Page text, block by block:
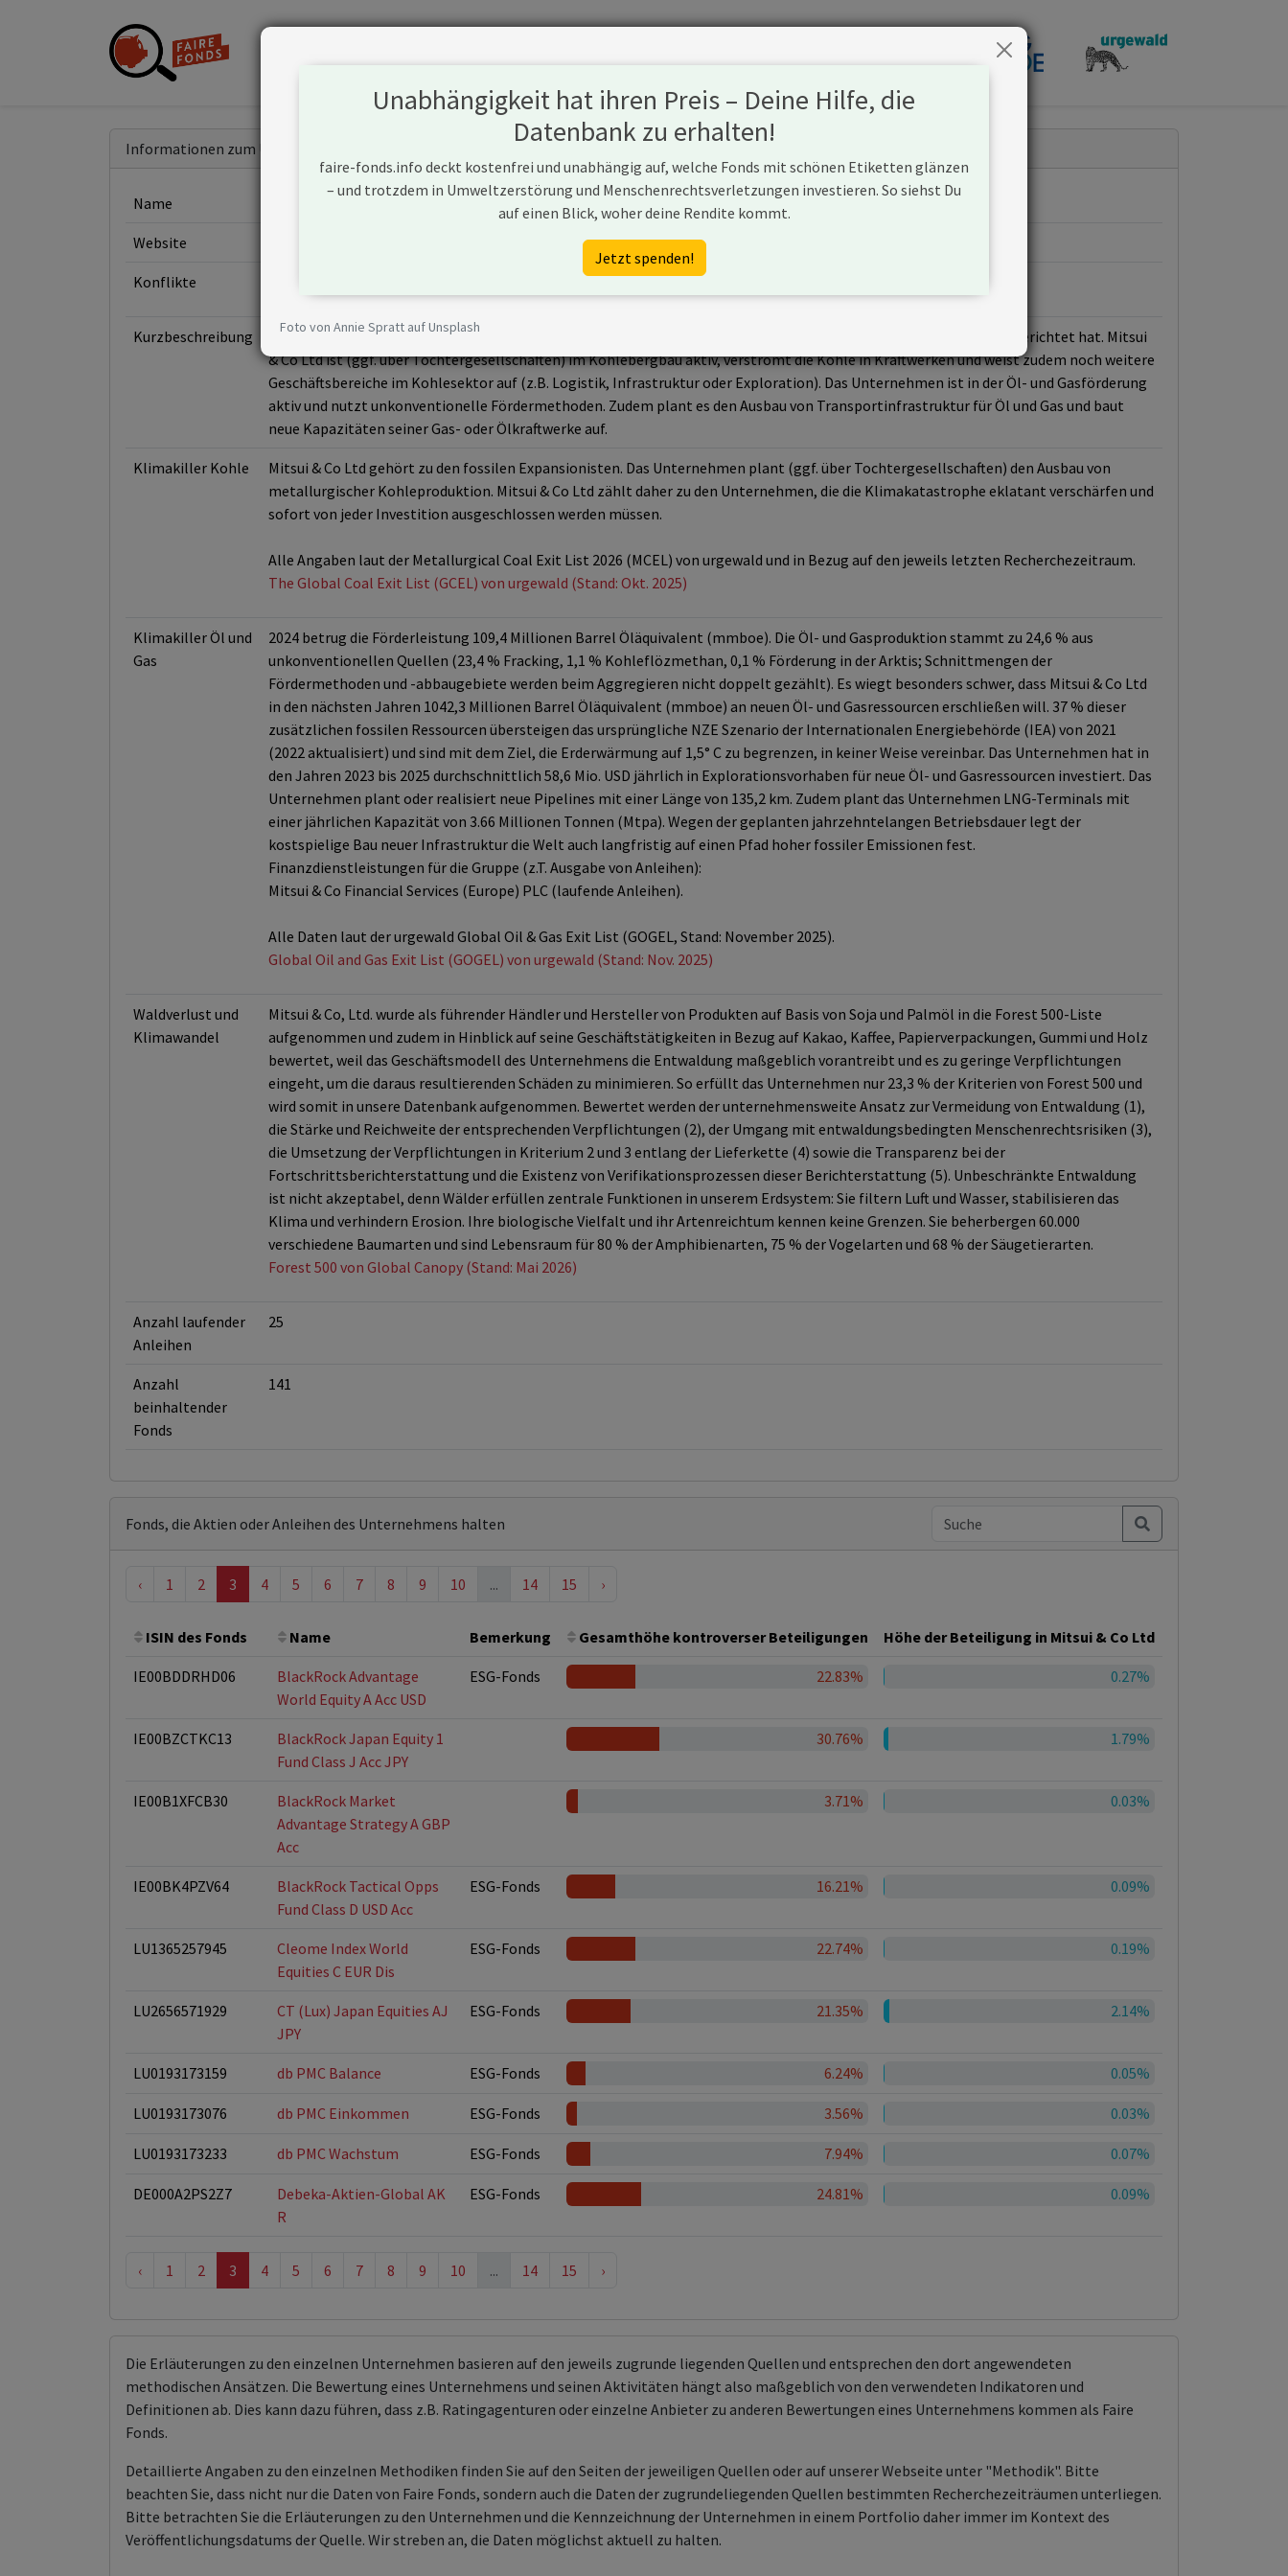
Informationen zum Unternehmen
Name
Website
Konflikte
Kurzbeschreibung
Mitsui & Co Ltd ist ein Unternehmen aus Japan, das sein Geschäft entlang der Wertschöpfungskette von Kohle ausgerichtet hat. Mitsui
& Co Ltd ist (ggf. über Tochtergesellschaften) im Kohlebergbau aktiv, verstromt die Kohle in Kraftwerken und weist zudem noch weitere
Geschäftsbereiche im Kohlesektor auf (z.B. Logistik, Infrastruktur oder Exploration). Das Unternehmen ist in der Öl- und Gasförderung
aktiv und nutzt unkonventionelle Fördermethoden. Zudem plant es den Ausbau von Transportinfrastruktur für Öl und Gas und baut
neue Kapazitäten seiner Gas- oder Ölkraftwerke auf.
Klimakiller Kohle
Mitsui & Co Ltd gehört zu den fossilen Expansionisten. Das Unternehmen plant (ggf. über Tochtergesellschaften) den Ausbau von
metallurgischer Kohleproduktion. Mitsui & Co Ltd zählt daher zu den Unternehmen, die die Klimakatastrophe eklatant verschärfen und
sofort von jeder Investition ausgeschlossen werden müssen.
Alle Angaben laut der Metallurgical Coal Exit List 2026 (MCEL) von urgewald und in Bezug auf den jeweils letzten Recherchezeitraum.
The Global Coal Exit List (GCEL) von urgewald (Stand: Okt. 2025)
Klimakiller Öl und
Gas
2024 betrug die Förderleistung 109,4 Millionen Barrel Öläquivalent (mmboe). Die Öl- und Gasproduktion stammt zu 24,6 % aus
unkonventionellen Quellen (23,4 % Fracking, 1,1 % Kohleflözmethan, 0,1 % Förderung in der Arktis; Schnittmengen der
Fördermethoden und -abbaugebiete werden beim Aggregieren nicht doppelt gezählt). Es wiegt besonders schwer, dass Mitsui & Co Ltd
in den nächsten Jahren 1042,3 Millionen Barrel Öläquivalent (mmboe) an neuen Öl- und Gasressourcen erschließen will. 37 % dieser
zusätzlichen fossilen Ressourcen übersteigen das ursprüngliche NZE Szenario der Internationalen Energiebehörde (IEA) von 2021
(2022 aktualisiert) und sind mit dem Ziel, die Erderwärmung auf 1,5° C zu begrenzen, in keiner Weise vereinbar. Das Unternehmen hat in
den Jahren 2023 bis 2025 durchschnittlich 58,6 Mio. USD jährlich in Explorationsvorhaben für neue Öl- und Gasressourcen investiert. Das
Unternehmen plant oder realisiert neue Pipelines mit einer Länge von 135,2 km. Zudem plant das Unternehmen LNG-Terminals mit
einer jährlichen Kapazität von 3.66 Millionen Tonnen (Mtpa). Wegen der geplanten jahrzehntelangen Betriebsdauer legt der
kostspielige Bau neuer Infrastruktur die Welt auch langfristig auf einen Pfad hoher fossiler Emissionen fest.
Finanzdienstleistungen für die Gruppe (z.T. Ausgabe von Anleihen):
Mitsui & Co Financial Services (Europe) PLC (laufende Anleihen).
Alle Daten laut der urgewald Global Oil & Gas Exit List (GOGEL, Stand: November 2025).
Global Oil and Gas Exit List (GOGEL) von urgewald (Stand: Nov. 2025)
Waldverlust und
Klimawandel
Mitsui & Co, Ltd. wurde als führender Händler und Hersteller von Produkten auf Basis von Soja und Palmöl in die Forest 500-Liste
aufgenommen und zudem in Hinblick auf seine Geschäftstätigkeiten in Bezug auf Kakao, Kaffee, Papierverpackungen, Gummi und Holz
bewertet, weil das Geschäftsmodell des Unternehmens die Entwaldung maßgeblich vorantreibt und es zu geringe Verpflichtungen
eingeht, um die daraus resultierenden Schäden zu minimieren. So erfüllt das Unternehmen nur 23,3 % der Kriterien von Forest 500 und
wird somit in unsere Datenbank aufgenommen. Bewertet werden der unternehmensweite Ansatz zur Vermeidung von Entwaldung (1),
die Stärke und Reichweite der entsprechenden Verpflichtungen (2), der Umgang mit entwaldungsbedingten Menschenrechtsrisiken (3),
die Umsetzung der Verpflichtungen in Kriterium 2 und 3 entlang der Lieferkette (4) sowie die Transparenz bei der
Fortschrittsberichterstattung und die Existenz von Verifikationsprozessen dieser Berichterstattung (5). Unbeschränkte Entwaldung
ist nicht akzeptabel, denn Wälder erfüllen zentrale Funktionen in unserem Erdsystem: Sie filtern Luft und Wasser, stabilisieren das
Klima und verhindern Erosion. Ihre biologische Vielfalt und ihr Artenreichtum kennen keine Grenzen. Sie beherbergen 60.000
verschiedene Baumarten und sind Lebensraum für 80 % der Amphibienarten, 75 % der Vogelarten und 68 % der Säugetierarten.
Forest 500 von Global Canopy (Stand: Mai 2026)
Anzahl laufender
Anleihen
25
Anzahl
beinhaltender
Fonds
141
Fonds, die Aktien oder Anleihen des Unternehmens halten
‹ 1 2 3 4 5 6 7 8 9 10 ... 14 15 ›
ISIN des Fonds Name Bemerkung Gesamthöhe kontroverser Beteiligungen Höhe der Beteiligung in Mitsui & Co Ltd
IE00BDDRHD06
BlackRock Advantage
World Equity A Acc USD
ESG-Fonds 22.83% 0.27%
IE00BZCTKC13
BlackRock Japan Equity 1
Fund Class J Acc JPY
30.76% 1.79%
IE00B1XFCB30
BlackRock Market
Advantage Strategy A GBP
Acc
3.71% 0.03%
IE00BK4PZV64
BlackRock Tactical Opps
Fund Class D USD Acc
ESG-Fonds 16.21% 0.09%
LU1365257945
Cleome Index World
Equities C EUR Dis
ESG-Fonds 22.74% 0.19%
LU2656571929
CT (Lux) Japan Equities AJ
JPY
ESG-Fonds 21.35% 2.14%
LU0193173159 db PMC Balance ESG-Fonds 6.24% 0.05%
LU0193173076 db PMC Einkommen ESG-Fonds 3.56% 0.03%
LU0193173233 db PMC Wachstum ESG-Fonds 7.94% 0.07%
DE000A2PS2Z7
Debeka-Aktien-Global AK
R
ESG-Fonds 24.81% 0.09%
‹ 1 2 3 4 5 6 7 8 9 10 ... 14 15 ›
Die Erläuterungen zu den einzelnen Unternehmen basieren auf den jeweils zugrunde liegenden Quellen und entsprechen den dort angewendeten
methodischen Ansätzen. Die Bewertung eines Unternehmens und seinen Aktivitäten hängt also maßgeblich von den verwendeten Indikatoren und
Definitionen ab. Dies kann dazu führen, dass z.B. Ratingagenturen oder einzelne Anbieter zu anderen Bewertungen eines Unternehmens kommen als Faire
Fonds.
Detaillierte Angaben zu den einzelnen Methodiken finden Sie auf den Seiten der jeweiligen Quellen oder auf unserer Webseite unter "Methodik". Bitte
beachten Sie, dass nicht nur die Daten von Faire Fonds, sondern auch die Daten der zugrundeliegenden Quellen bestimmten Recherchezeiträumen unterliegen.
Bitte betrachten Sie die Erläuterungen zu den Unternehmen und die Kennzeichnung der Unternehmen in einem Portfolio daher immer im Kontext des
Veröffentlichungsdatums der Quelle. Wir streben an, die Daten möglichst aktuell zu halten.
Unabhängigkeit hat ihren Preis – Deine Hilfe, die
Datenbank zu erhalten!
faire-fonds.info deckt kostenfrei und unabhängig auf, welche Fonds mit schönen Etiketten glänzen
– und trotzdem in Umweltzerstörung und Menschenrechtsverletzungen investieren. So siehst Du
auf einen Blick, woher deine Rendite kommt.
Jetzt spenden!
Foto von Annie Spratt auf Unsplash